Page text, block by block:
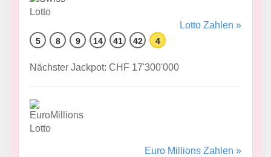
Lotto Zahlen »
5 8 9 14 41 42 4
Nächster Jackpot: CHF 17'300'000
Euro Millions Zahlen »